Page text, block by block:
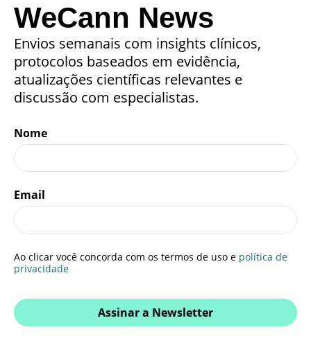
WeCann News
Envios semanais com insights clínicos,
protocolos baseados em evidência,
atualizações científicas relevantes e
discussão com especialistas.
Nome
Email
Ao clicar você concorda com os termos de uso e política de
privacidade
Assinar a Newsletter